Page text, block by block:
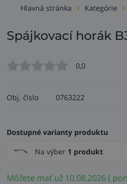
Hlavná stránka Kategórie
Spájkovací horák
0,0
Obj. číslo 0763222
Dostupné varianty produktu
Na výber 1 produkt
Môžete mať už 10.08.2026 (